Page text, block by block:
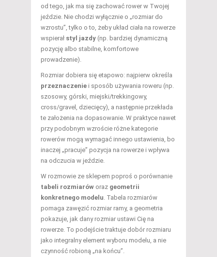
od tego, jak ma się zachować rower w Twojej
jeździe. Nie chodzi wyłącznie o „rozmiar do
wzrostu”, tylko o to, żeby układ ciała na rowerze
wspierał styl jazdy (np. bardziej dynamiczną
pozycję albo stabilne, komfortowe
prowadzenie).
Rozmiar dobiera się etapowo: najpierw określa
przeznaczenie i sposób używania roweru (np.
szosowy, górski, miejski/trekkingowy,
cross/gravel, dziecięcy), a następnie przekłada
te założenia na dopasowanie. W praktyce nawet
przy podobnym wzroście różne kategorie
rowerów mogą wymagać innego ustawienia, bo
inaczej „pracuje” pozycja na rowerze i wpływa
na odczucia w jeździe.
W rozmowie ze sklepem poproś o porównanie
tabeli rozmiarów oraz geometrii
konkretnego modelu. Tabela rozmiarów
pomaga zawęzić rozmiar ramy, a geometria
pokazuje, jak dany rozmiar ustawi Cię na
rowerze. To podejście traktuje dobór rozmiaru
jako integralny element wyboru modelu, a nie
czynność robioną „na końcu”.